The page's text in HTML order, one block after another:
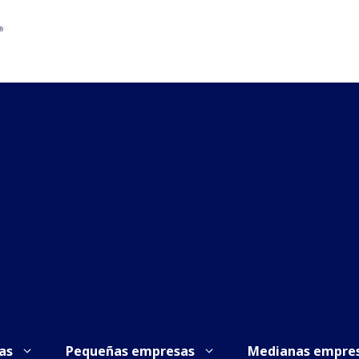
Pequeñas empresas Medianas